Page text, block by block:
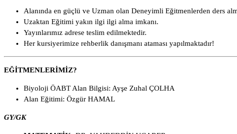
Alanında en güçlü ve Uzman olan Deneyimli Eğitmenlerden ders
Uzaktan Eğitimi yakın ilgi ilgi alma imkanı.
Yayınlarımız adrese teslim edilmektedir.
Her kursiyerimize rehberlik danışmanı ataması yapılmaktadır!
EĞİTMENLERİMİZ?
Biyoloji ÖABT Alan Bilgisi: Ayşe Zuhal ÇOLHA
Alan Eğitimi: Özgür HAMAL
GY/GK